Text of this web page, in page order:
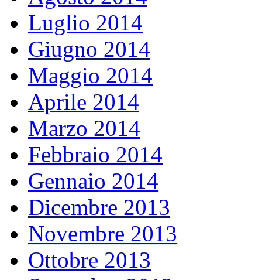
Luglio 2014
Giugno 2014
Maggio 2014
Aprile 2014
Marzo 2014
Febbraio 2014
Gennaio 2014
Dicembre 2013
Novembre 2013
Ottobre 2013